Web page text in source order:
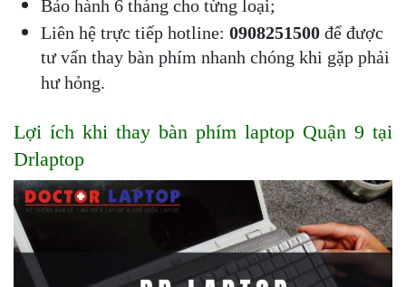
Bảo hành 6 tháng cho từng loại;
Liên hệ trực tiếp hotline: 0908251500 để được
tư vấn thay bàn phím nhanh chóng khi gặp phải
hư hỏng.
Lợi ích khi thay bàn phím laptop Quận 9 tại
Drlaptop